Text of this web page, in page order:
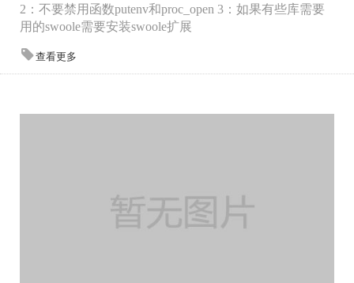
2：不要禁用函数putenv和proc_open 3：如果有些库需要
用的swoole需要安装swoole扩展
查看更多